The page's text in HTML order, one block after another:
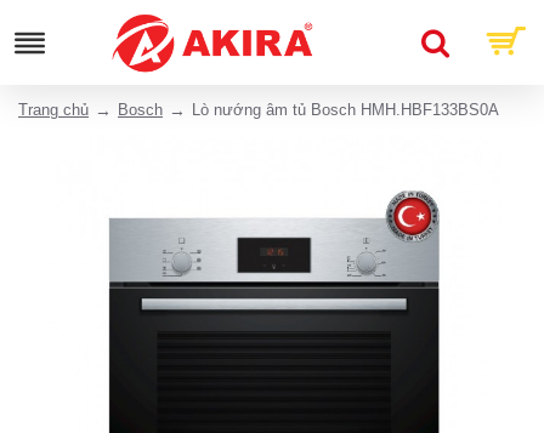
Trang chủ Bosch Lò nướng âm tủ Bosch HMH.HBF133BS0A